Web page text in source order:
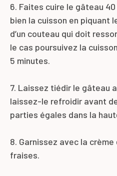
6. Faites cuire le gâteau
bien la cuisson en piquant
d’un couteau qui doit
le cas poursuivez la
5 minutes.
7. Laissez tiédir le gâteau
laissez-le refroidir avant
parties égales dans la
8. Garnissez avec la
fraises.